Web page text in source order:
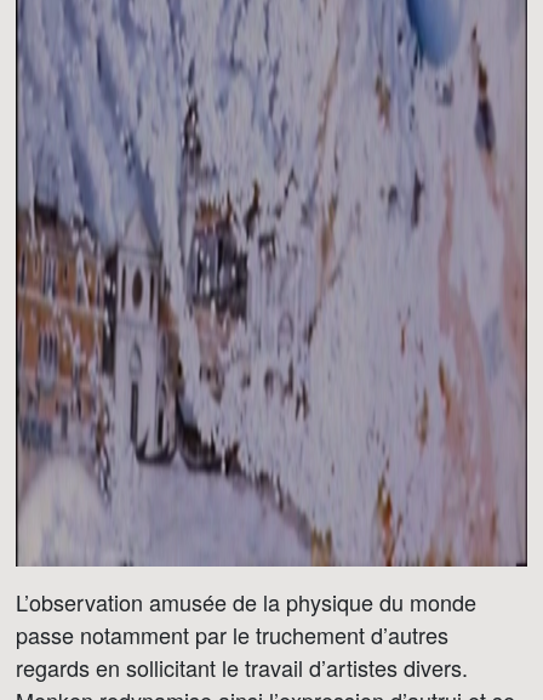
L’observation amusée de la physique du monde
passe notamment par le truchement d’autres
regards en sollicitant le travail d’artistes divers.